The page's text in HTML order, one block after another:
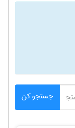
جستجو کن